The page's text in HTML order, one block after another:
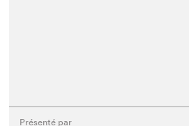
Présenté par